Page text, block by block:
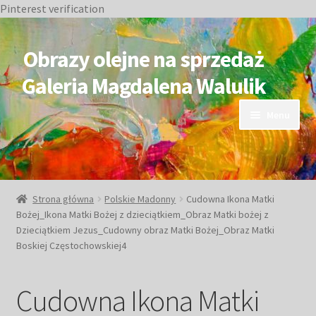
Pinterest verification
do
nawigacji
do
treści
Obrazy olejne na sprzedaż
Galeria Magdalena Walulik
OBRAZY DOSTĘPNE
Duże obrazy
Postacie
Strona główna Polskie Madonny
Cudowna Ikona Matki
Bożej_Ikona Matki Bożej z dzieciątkiem_Obraz Matki bożej z
Dzieciątkiem Jezus_Cudowny obraz Matki Bożej_Obraz Matki
Boskiej Częstochowskiej4
Cudowna Ikona Matki